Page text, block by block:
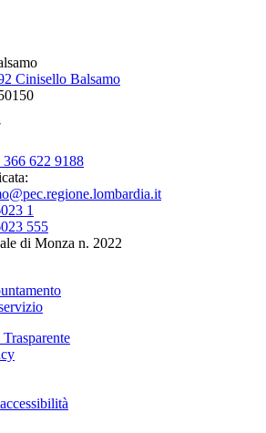
Cinisello Balsamo
366 622 9188
1
555
di Monza n. 2022